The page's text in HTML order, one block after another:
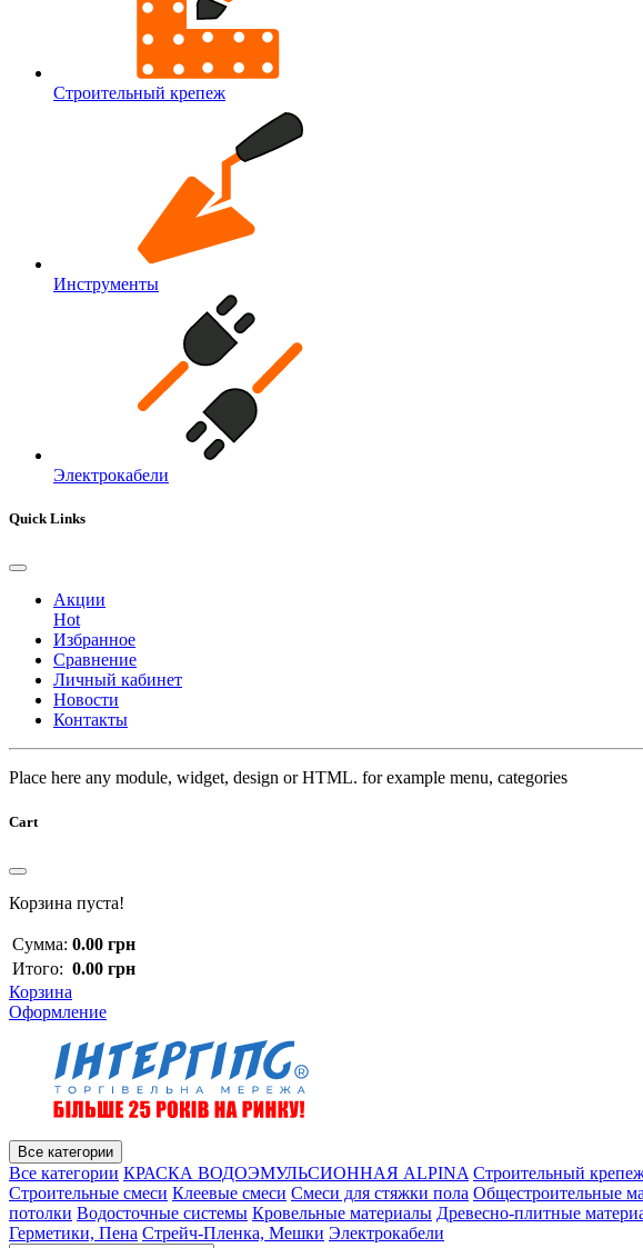
Строительный крепеж
Инструменты
Электрокабели
Quick Links
Акции
Hot
Избранное
Сравнение
Личный кабинет
Новости
Контакты
Place here any module, widget, design or HTML. for example menu, categories
Cart
Корзина пуста!
Сумма: 0.00 грн
Итого: 0.00 грн
Корзина
Оформление
Все категории
Все категории КРАСКА ВОДОЭМУЛЬСИОННАЯ ALPINA Строительный
Строительные смеси Клеевые смеси Смеси для стяжки пола Общестроительные
потолки Водосточные системы Кровельные материалы Древесно-плитные
Герметики, Пена Стрейч-Пленка, Мешки Электрокабели